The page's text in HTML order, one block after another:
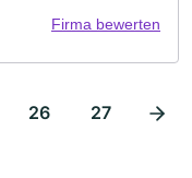
Firma bewerten
26 27